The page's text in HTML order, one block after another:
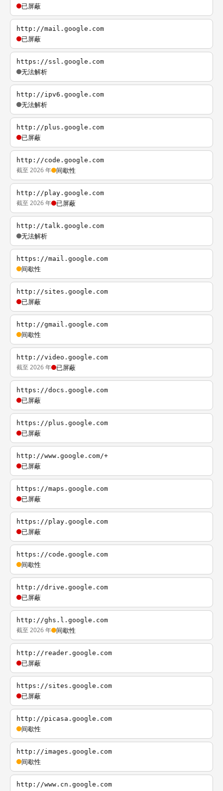
已屏蔽
http://mail.google.com
已屏蔽
https://ssl.google.com
无法解析
http://ipv6.google.com
无法解析
http://plus.google.com
已屏蔽
http://code.google.com
截至 2026 年 间歇性
http://play.google.com
截至 2026 年 已屏蔽
http://talk.google.com
无法解析
https://mail.google.com
间歇性
http://sites.google.com
已屏蔽
http://gmail.google.com
间歇性
http://video.google.com
截至 2026 年 已屏蔽
https://docs.google.com
已屏蔽
https://plus.google.com
已屏蔽
http://www.google.com/+
已屏蔽
https://maps.google.com
已屏蔽
https://play.google.com
已屏蔽
https://code.google.com
间歇性
http://drive.google.com
已屏蔽
http://ghs.l.google.com
截至 2026 年 间歇性
http://reader.google.com
已屏蔽
https://sites.google.com
已屏蔽
http://picasa.google.com
间歇性
http://images.google.com
间歇性
http://www.cn.google.com